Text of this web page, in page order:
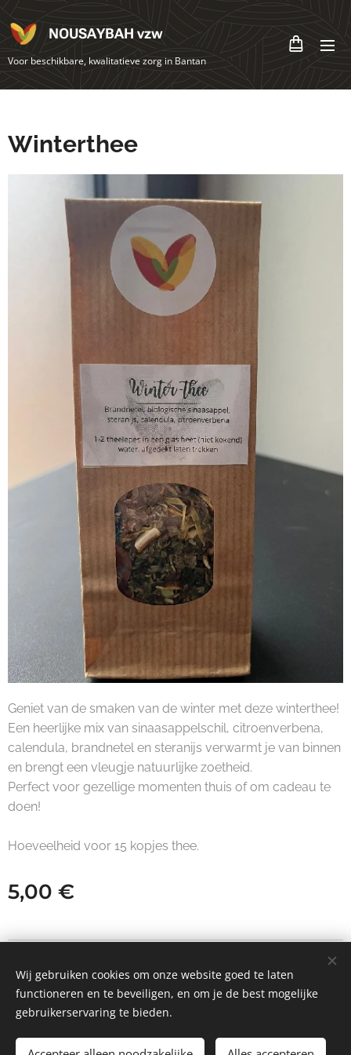
NOUSAYBAH vzw
Voor beschikbare, kwalitatieve zorg in Bantan
Winterthee
Geniet van de smaken van de winter met deze winterthee!
Een heerlijke mix van sinaasappelschil, citroenverbena,
calendula, brandnetel en steranijs verwarmt je van binnen
en brengt een vleugje natuurlijke zoetheid.
Perfect voor gezellige momenten thuis of om cadeau te
doen!
Hoeveelheid voor 15 kopjes thee.
5,00 €
Toevoegen aan de winkelwagen
Cookies
Wij gebruiken cookies om onze website goed te laten
functioneren en te beveiligen, en om je de best mogelijke
gebruikerservaring te bieden.